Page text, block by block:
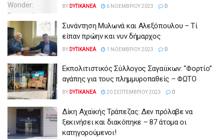
BY DYTIKANEA 6 ΝΟΕΜΒΡΊΟΥ 2023 0
Συνάντηση Μυλωνά και Αλεξόπουλου – Τί
είπαν πρώην και νυν δήμαρχος
BY DYTIKANEA 1 ΝΟΕΜΒΡΊΟΥ 2023 0
Εκπολιτιστικός Σύλλογος Σαγαιϊκων: “Φορτίο”
αγάπης για τους πλημμυροπαθείς – ΦΩΤΟ
BY DYTIKANEA 20 ΣΕΠΤΕΜΒΡΊΟΥ 2023 0
Δίκη Αχαϊκής Τράπεζας: Δεν πρόλαβε να
ξεκινήσει και διακόπηκε – 87 άτομα οι
κατηγορούμενοι!